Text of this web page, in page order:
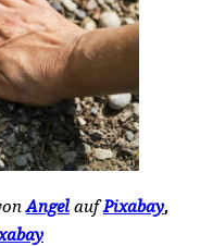
Angel aufPixabay,